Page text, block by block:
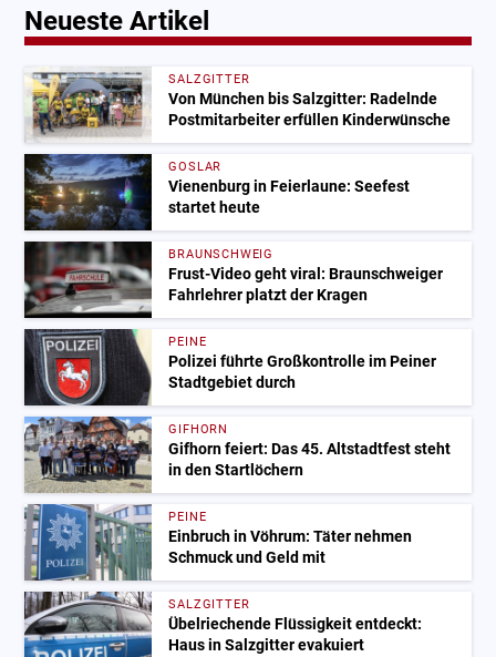
Neueste Artikel
SALZGITTER
Von München bis Salzgitter: Radelnde
Postmitarbeiter erfüllen Kinderwünsche
GOSLAR
Vienenburg in Feierlaune: Seefest
startet heute
BRAUNSCHWEIG
Frust-Video geht viral: Braunschweiger
Fahrlehrer platzt der Kragen
PEINE
Polizei führte Großkontrolle im Peiner
Stadtgebiet durch
GIFHORN
Gifhorn feiert: Das 45. Altstadtfest steht
in den Startlöchern
PEINE
Einbruch in Vöhrum: Täter nehmen
Schmuck und Geld mit
SALZGITTER
Übelriechende Flüssigkeit entdeckt:
Haus in Salzgitter evakuiert